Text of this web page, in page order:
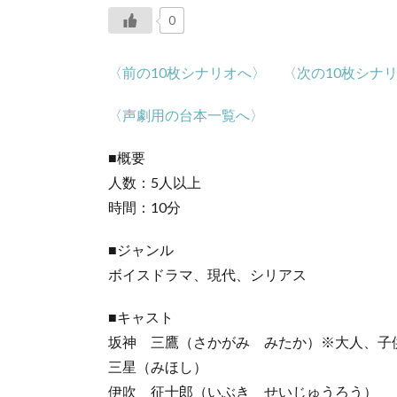
0
〈前の10枚シナリオへ〉 〈次の10枚シナ
〈声劇用の台本一覧へ〉
■概要
人数：5人以上
時間：10分
■ジャンル
ボイスドラマ、現代、シリアス
■キャスト
坂神 三鷹（さかがみ みたか）※大人、子
三星（みほし）
伊吹 征十郎（いぶき せいじゅうろう）